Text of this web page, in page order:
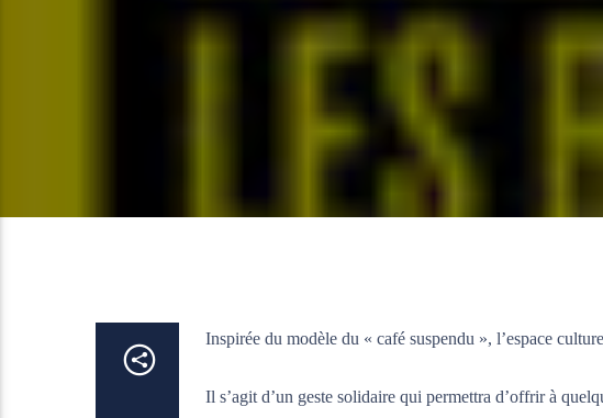
Inspirée du modèle du « café suspendu », l’espace
Il s’agit d’un geste solidaire qui permettra d’offrir à